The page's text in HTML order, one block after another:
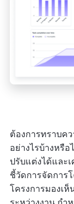
ต้องการทราบค
อย่างไรบ้างหรื
ปรับแต่งได้และ
ชี้วัดการจัดการ
โครงการมองเ